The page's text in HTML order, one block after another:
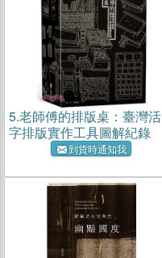
5.老師傅的排版桌：臺灣活
字排版實作工具圖解紀錄
到貨時通知我